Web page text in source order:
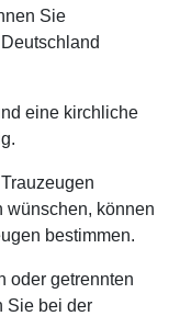
Sie
eine kirchliche
wünschen, können
bestimmen.
oder getrennten
Sie bei der